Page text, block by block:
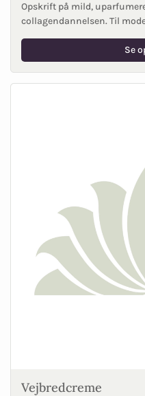
Opskrift på mild,
collagendannelsen. Til
Se
Vejbredcreme